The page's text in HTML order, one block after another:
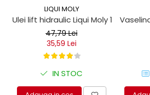
LIQUI MOLY
Ulei lift hidraulic Liqui Moly 1 litru
47,79 Lei
35,59 Lei
IN STOC